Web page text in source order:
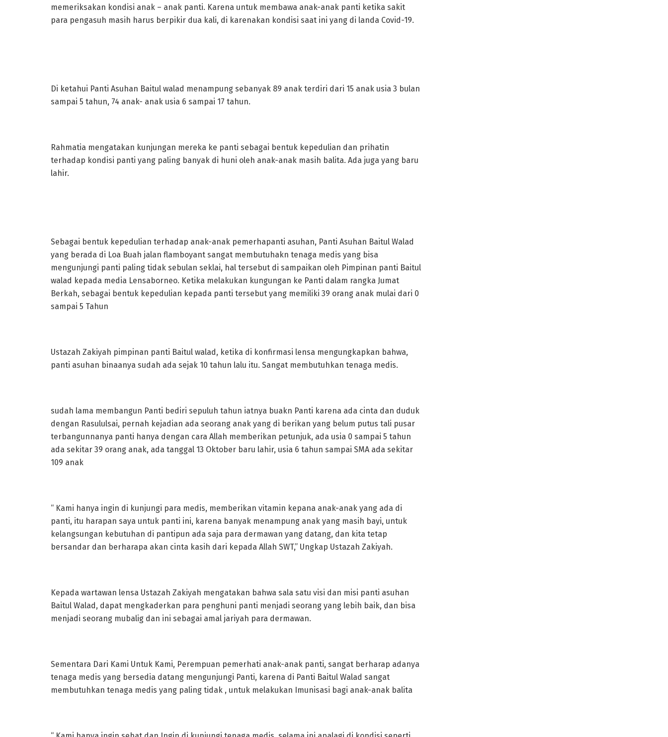
memeriksakan kondisi anak – anak panti. Karena untuk membawa anak-anak panti ketika sakit
para pengasuh masih harus berpikir dua kali, di karenakan kondisi saat ini yang di landa Covid-19.
Di ketahui Panti Asuhan Baitul walad menampung sebanyak 89 anak terdiri dari 15 anak usia 3 bulan
sampai 5 tahun, 74 anak- anak usia 6 sampai 17 tahun.
Rahmatia mengatakan kunjungan mereka ke panti sebagai bentuk kepedulian dan prihatin
terhadap kondisi panti yang paling banyak di huni oleh anak-anak masih balita. Ada juga yang baru
lahir.
Sebagai bentuk kepedulian terhadap anak-anak pemerhapanti asuhan, Panti Asuhan Baitul Walad
yang berada di Loa Buah jalan flamboyant sangat membutuhakn tenaga medis yang bisa
mengunjungi panti paling tidak sebulan seklai, hal tersebut di sampaikan oleh Pimpinan panti Baitul
walad kepada media Lensaborneo. Ketika melakukan kungungan ke Panti dalam rangka Jumat
Berkah, sebagai bentuk kepedulian kepada panti tersebut yang memiliki 39 orang anak mulai dari 0
sampai 5 Tahun
Ustazah Zakiyah pimpinan panti Baitul walad, ketika di konfirmasi lensa mengungkapkan bahwa,
panti asuhan binaanya sudah ada sejak 10 tahun lalu itu. Sangat membutuhkan tenaga medis.
sudah lama membangun Panti bediri sepuluh tahun iatnya buakn Panti karena ada cinta dan duduk
dengan Rasululsai, pernah kejadian ada seorang anak yang di berikan yang belum putus tali pusar
terbangunnanya panti hanya dengan cara Allah memberikan petunjuk, ada usia 0 sampai 5 tahun
ada sekitar 39 orang anak, ada tanggal 13 Oktober baru lahir, usia 6 tahun sampai SMA ada sekitar
109 anak
“ Kami hanya ingin di kunjungi para medis, memberikan vitamin kepana anak-anak yang ada di
panti, itu harapan saya untuk panti ini, karena banyak menampung anak yang masih bayi, untuk
kelangsungan kebutuhan di pantipun ada saja para dermawan yang datang, dan kita tetap
bersandar dan berharapa akan cinta kasih dari kepada Allah SWT,” Ungkap Ustazah Zakiyah.
Kepada wartawan lensa Ustazah Zakiyah mengatakan bahwa sala satu visi dan misi panti asuhan
Baitul Walad, dapat mengkaderkan para penghuni panti menjadi seorang yang lebih baik, dan bisa
menjadi seorang mubalig dan ini sebagai amal jariyah para dermawan.
Sementara Dari Kami Untuk Kami, Perempuan pemerhati anak-anak panti, sangat berharap adanya
tenaga medis yang bersedia datang mengunjungi Panti, karena di Panti Baitul Walad sangat
membutuhkan tenaga medis yang paling tidak , untuk melakukan Imunisasi bagi anak-anak balita